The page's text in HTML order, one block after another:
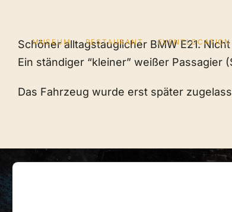
springenMUSEUM RESTAURANT EVENTLOCATION
Schöner alltagstauglicher BMW E21.
Ein ständiger “kleiner” weißer
Das Fahrzeug wurde erst später